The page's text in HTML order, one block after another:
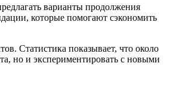
варианты продолжения
которые помогают сэкономить
Статистика показывает, что около
но и экспериментировать с новыми